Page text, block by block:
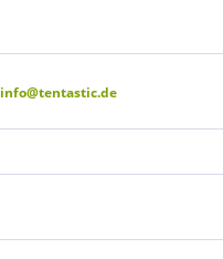
info@tentastic.de